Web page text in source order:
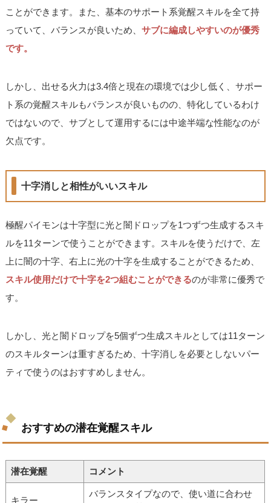
ことができます。また、基本のサポート系覚醒スキルを全て持
っていて、バランスが良いため、サブに編成しやすいのが優秀
です。
しかし、出せる火力は3.4倍と現在の環境では少し低く、サポー
ト系の覚醒スキルもバランスが良いものの、特化しているわけ
ではないので、サブとして運用するには中途半端な性能なのが
欠点です。
十字消しと相性がいいスキル
極醒パイモンは十字型に光と闇ドロップを1つずつ生成するスキ
ルを11ターンで使うことができます。スキルを使うだけで、左
上に闇の十字、右上に光の十字を生成することができるため、
スキル使用だけで十字を2つ組むことができるのが非常に優秀で
す。
しかし、光と闇ドロップを5個ずつ生成スキルとしては11ターン
のスキルターンは重すぎるため、十字消しを必要としないパー
ティで使うのはおすすめしません。
おすすめの潜在覚醒スキル
潜在覚醒 コメント
キラー
バランスタイプなので、使い道に合わせ